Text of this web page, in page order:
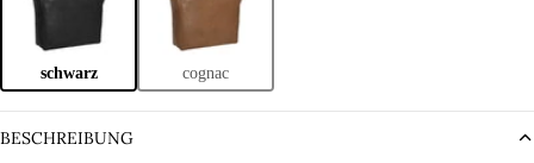
schwarz cognac
BESCHREIBUNG